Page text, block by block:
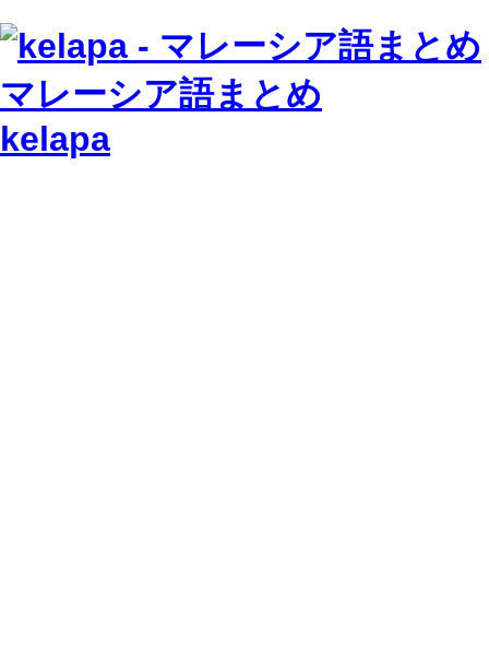
マレーシア語まとめ
kelapa